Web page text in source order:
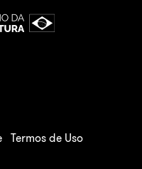
Termos de Uso